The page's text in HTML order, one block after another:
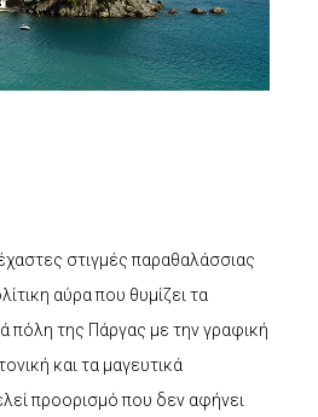
στιγμές παραθαλάσσιας
αύρα που θυμίζει τα
πόλη της Πάργας με την γραφική
και τα μαγευτικά
προορισμό που δεν αφήνει